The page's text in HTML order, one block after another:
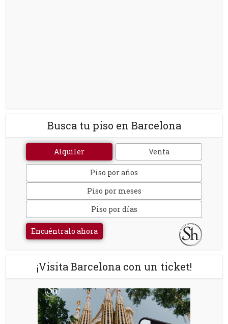
Busca tu piso en Barcelona
Alquiler Venta
Piso por años
Piso por meses
Piso por días
Encuéntralo ahora
¡Visita Barcelona con un ticket!